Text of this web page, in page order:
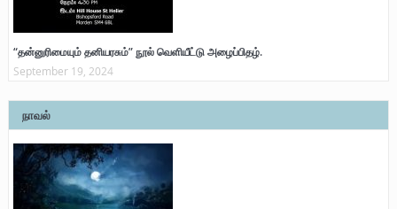
“தன்னுரிமையும் தனியரசும்” நூல் வெளியீட்டு அழைப்பிதழ்.
September 19, 2024
நாவல்